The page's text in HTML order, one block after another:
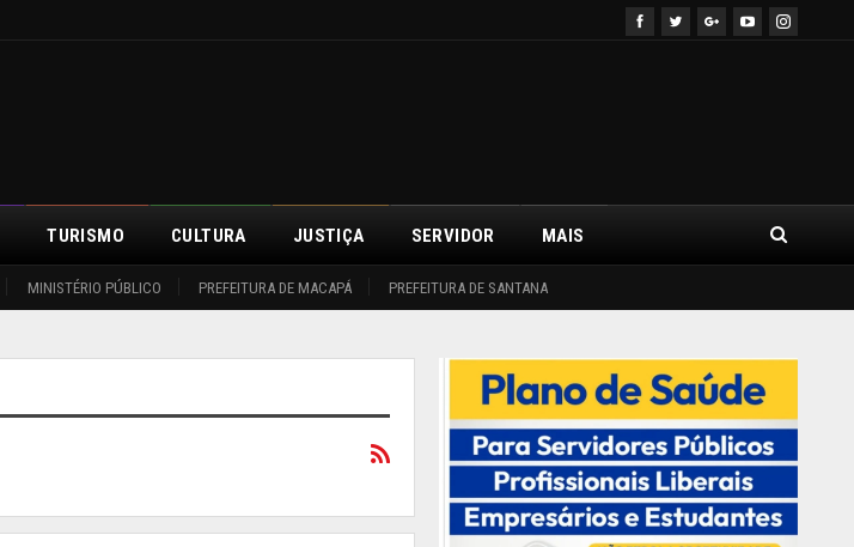
MINISTÉRIO PÚBLICO PREFEITURA DE MACAPÁ PREFEITURA DE SANTANA
TURISMO CULTURA JUSTIÇA SERVIDOR MAIS